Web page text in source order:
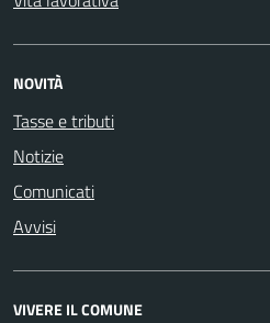
NOVITÀ
Tasse e tributi
Notizie
Comunicati
Avvisi
VIVERE IL COMUNE